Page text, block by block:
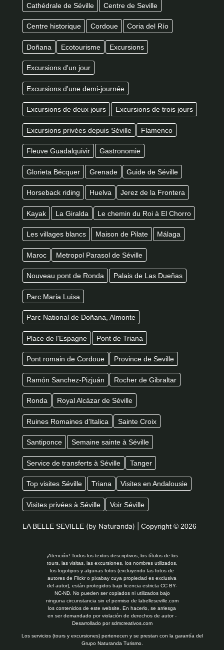
Cathédrale de Séville Centre de Seville
Centre historique Cordoue Coria del Río
Doñana Ecotourisme Excursions
Excursions d'un jour
Excursions d'une demi-journée
Excursions de deux jours Excursions de trois jours
Excursions privées depuis Séville Flamenco
Fleuve Guadalquivir Gastronomie
Glorieta Bécquer Grenade Guide de Séville
Horseback riding Huelva Jerez de la Frontera
Kayak La Giralda Le chemin du Roi à El Chorro
Les villages blancs Maison de Pilate Málaga
Maroc Metropol Parasol de Séville
Nouveau pont de Ronda Palais de Las Dueñas
Parc Maria Luisa
Parc National de Doñana, Almonte
Place de l'Espagne Pont de Triana
Pont romain de Cordoue Province de Seville
Ramón Sanchez-Pizjuán Rocher de Gibraltar
Ronda Royal Alcázar de Séville
Ruines Romaines d'Italica Sainte Croix
Santiponce Semaine sainte à Séville
Service de transferts à Séville Tanger
Top visites Séville Triana Visites en Andalousie
Visites privées à Séville Voir Séville
LA BELLE SEVILLE (by Naturanda) | Copyright © 2026
¡Atención! Todos los textos descriptivos, los títulos de los
tours, las visitas, las excursiones, los nombres utilizados,
los logotipos y algunas fotos (excluyendo las fotos de
autores de Flickr o pixabay cuya propiedad es exclusiva
del autor), están protegidos bajo licencia estricta CC BY-
NC-ND. No pueden ser copiados ni utilizados bajo
ninguna circunstancia sin el permiso de labelleseville.com
los contenidos de este website. En hacerlo, se arriesga
en ser demandado por violación de derechos de autor -
Desarrollado porsdmcreativos.com
Los servicios (tours y excursiones) pertenecen y se prestan con la garantía del
Grupo Naturanda Turismo.